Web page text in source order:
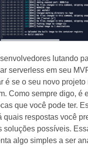
lutando
serverless em seu
é se o seu novo projeto
Como sempre digo, é
que você pode ter.
quais respostas você
soluções possíveis.
algo simples a ser